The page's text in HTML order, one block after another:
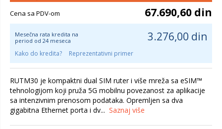
Cena sa PDV-om 67.690,60 din
Mesečna rata kredita na
period od 24 meseca
3.276,00 din
Kako do kredita? Reprezentativni primer
RUTM30 je kompaktni dual SIM ruter i više mreža sa eSIM™
tehnologijom koji pruža 5G mobilnu povezanost za aplikacije
sa intenzivnim prenosom podataka. Opremljen sa dva
gigabitna Ethernet porta i dv... Saznaj više